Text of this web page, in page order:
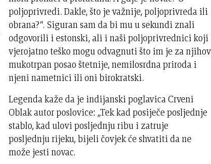
poljoprivredi. Dakle, što je važnije, poljoprivreda ili
obrana?“. Siguran sam da bi mu u sekundi znali
odgovorili i estonski, ali i naši poljoprivrednici koji
vjerojatno teško mogu odvagnuti što im je za njihov
mukotrpan posao štetnije, nemilosrdna priroda i
njeni nametnici ili oni birokratski.
Legenda kaže da je indijanski poglavica Crveni
Oblak autor poslovice: „Tek kad posiječe posljednje
stablo, kad ulovi posljednju ribu i zatruje
posljednju rijeku, bijeli čovjek će shvatiti da ne
može jesti novac.